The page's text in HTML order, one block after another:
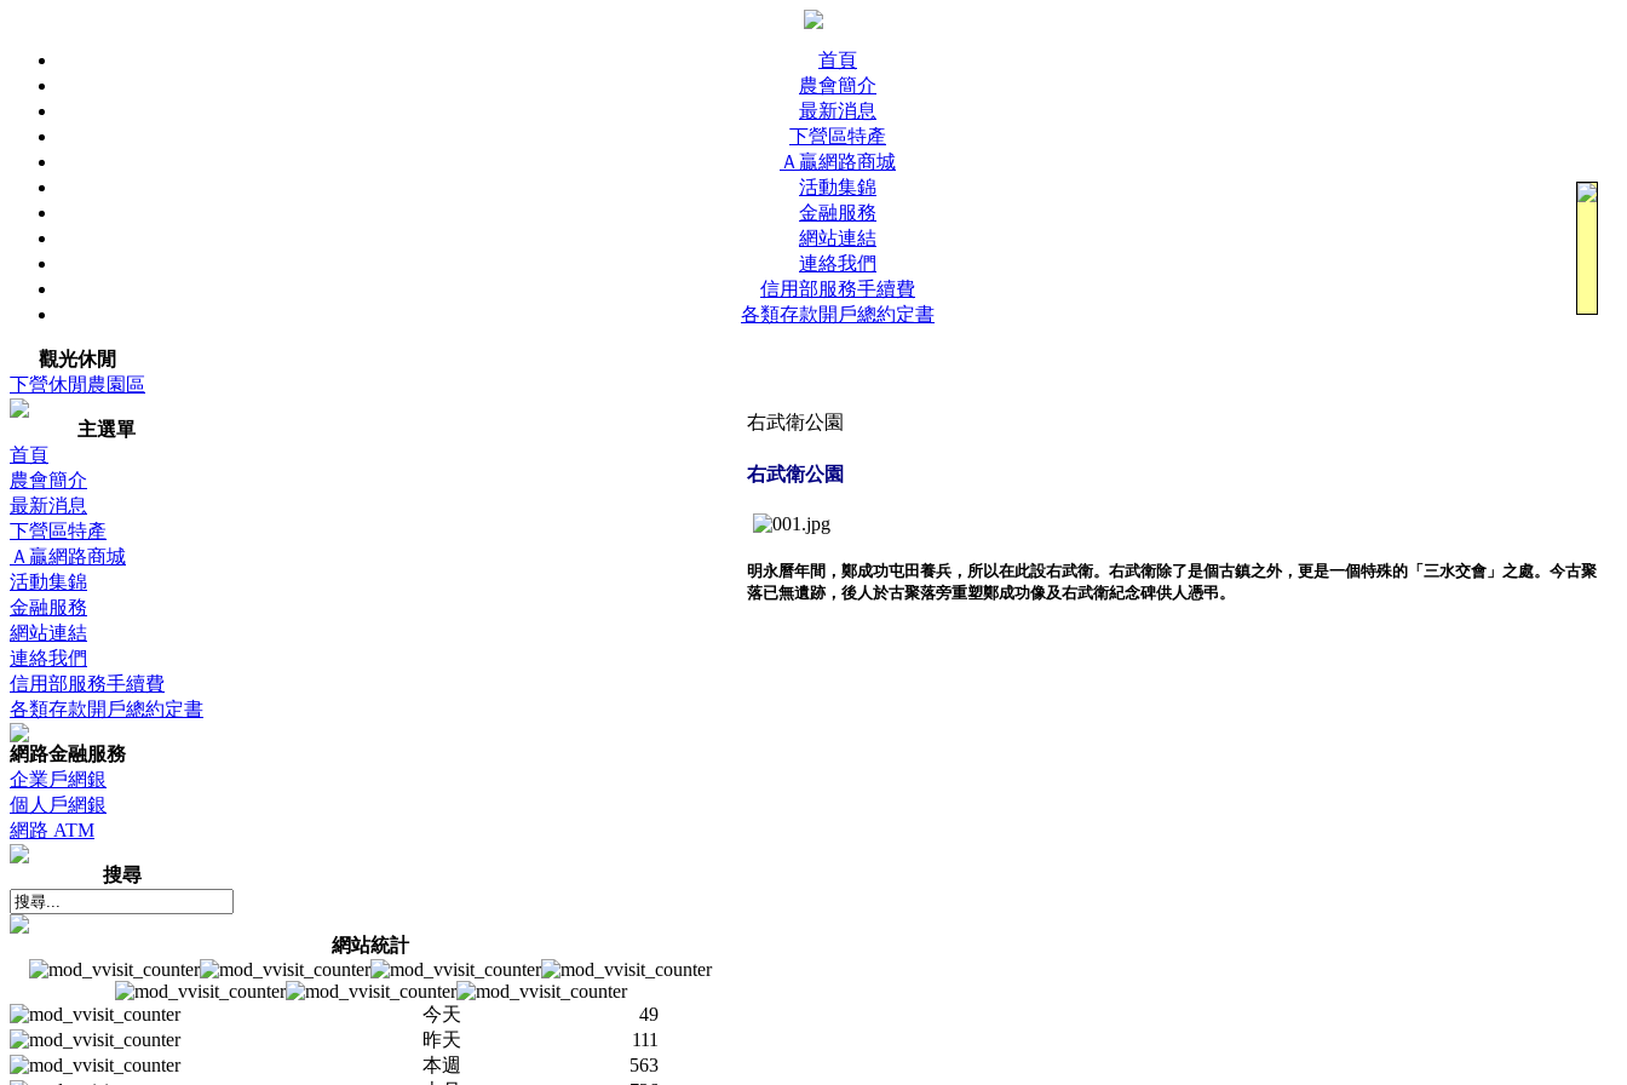
首頁
農會簡介
最新消息
下營區特產
Ａ贏網路商城
活動集錦
金融服務
網站連結
連絡我們
信用部服務手續費
各類存款開戶總約定書
觀光休閒
下營休閒農園區
主選單
首頁
農會簡介
最新消息
下營區特產
Ａ贏網路商城
活動集錦
金融服務
網站連結
連絡我們
信用部服務手續費
各類存款開戶總約定書
網路金融服務
企業戶網銀
個人戶網銀
網路 ATM
搜尋
網站統計
今天
49
昨天
111
本週
563
右武衛公園
右武衛公園
明永曆年間，鄭成功屯田養兵，所以在此設右武衛。右武衛除了是個古鎮之外，更是一個特殊的「三水交會」之處。今古聚
落已無遺跡，後人於古聚落旁重塑鄭成功像及右武衛紀念碑供人憑弔。